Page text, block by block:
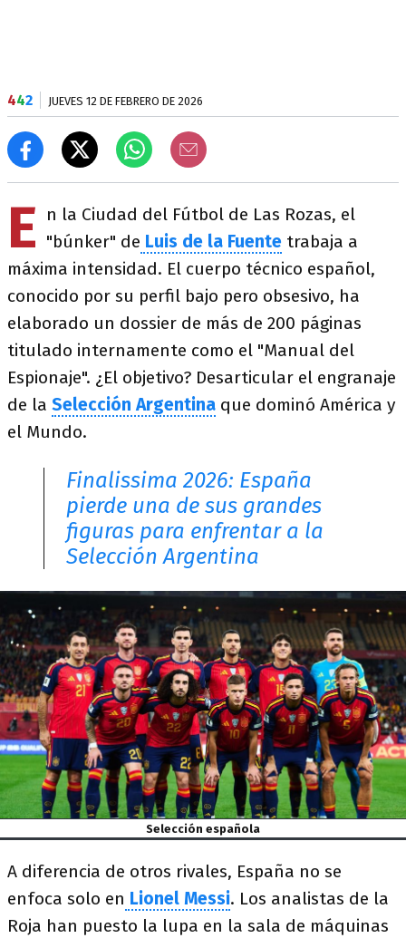
442 JUEVES 12 DE FEBRERO DE 2026
E
n la Ciudad del Fútbol de Las Rozas, el
"búnker" de Luis de la Fuente trabaja a
máxima intensidad. El cuerpo técnico español,
conocido por su perfil bajo pero obsesivo, ha
elaborado un dossier de más de 200 páginas
titulado internamente como el "Manual del
Espionaje". ¿El objetivo? Desarticular el engranaje
de la Selección Argentina que dominó América y
el Mundo.
Finalissima 2026: España
pierde una de sus grandes
figuras para enfrentar a la
Selección Argentina
Selección española
A diferencia de otros rivales, España no se
enfoca solo en Lionel Messi. Los analistas de la
Roja han puesto la lupa en la sala de máquinas